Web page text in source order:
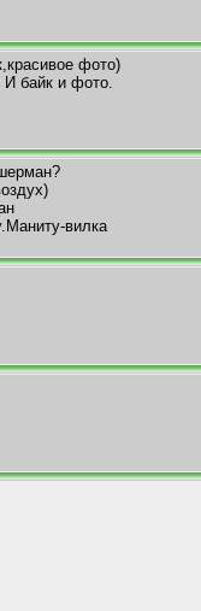
фото)
И байк и фото.
вилка